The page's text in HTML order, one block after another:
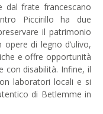
frate francescano
Piccirillo ha due
il patrimonio
di legno d’ulivo,
e offre opportunità
con disabilità. Infine, il
laboratori locali e si
di Betlemme in